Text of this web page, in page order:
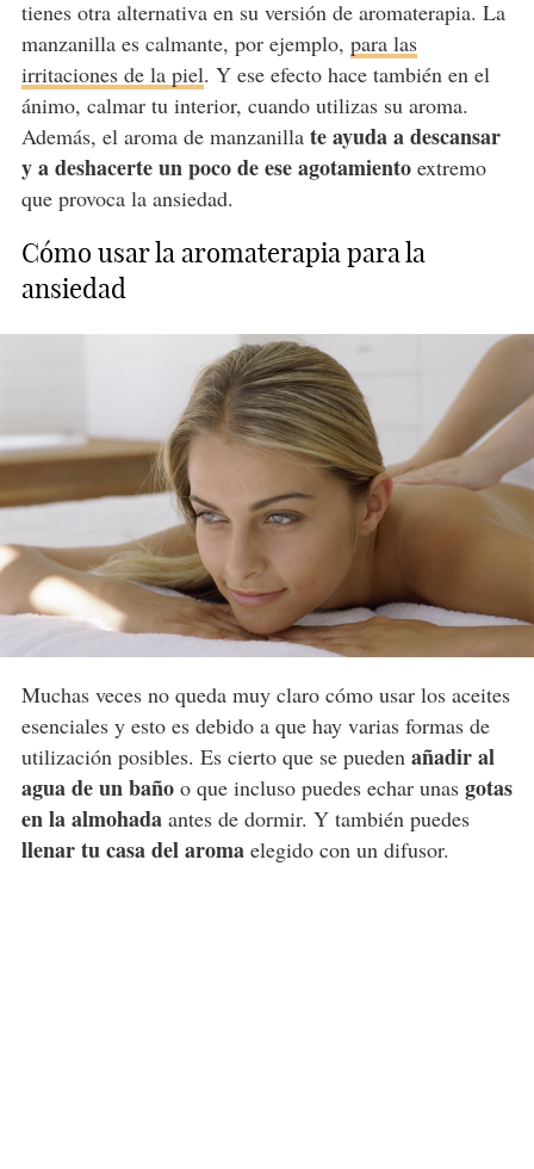
tienes otra alternativa en su versión de aromaterapia. La
manzanilla es calmante, por ejemplo, para las
irritaciones de la piel. Y ese efecto hace también en el
ánimo, calmar tu interior, cuando utilizas su aroma.
Además, el aroma de manzanilla te ayuda a descansar
y a deshacerte un poco de ese agotamientoextremo
que provoca la ansiedad.
Cómo usar la aromaterapia para la
ansiedad
Muchas veces no queda muy claro cómo usar los aceites
esenciales y esto es debido a que hay varias formas de
utilización posibles. Es cierto que se pueden añadir al
agua de un bañoo que incluso puedes echar unas gotas
en la almohadaantes de dormir. Y también puedes
llenar tu casa del aromaelegido con un difusor.